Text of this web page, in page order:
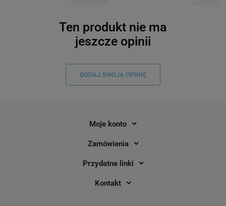
Ten produkt nie ma
jeszcze opinii
DODAJ SWOJĄ OPINIĘ
Moje konto
Zamówienia
Przydatne linki
Kontakt